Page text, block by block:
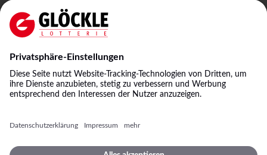
Whitelist.
SKL: 1, 2, 3
NKL: A, B, C
& Co. KG